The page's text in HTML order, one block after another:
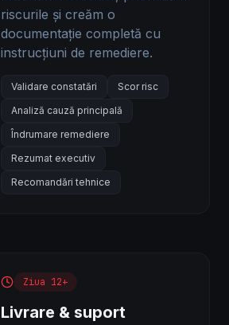
riscurile și creăm o
documentație completă cu
instrucțiuni de remediere.
Validare constatări
Scor risc
Analiză cauză principală
Îndrumare remediere
Rezumat executiv
Recomandări tehnice
Ziua 12+
Livrare & suport